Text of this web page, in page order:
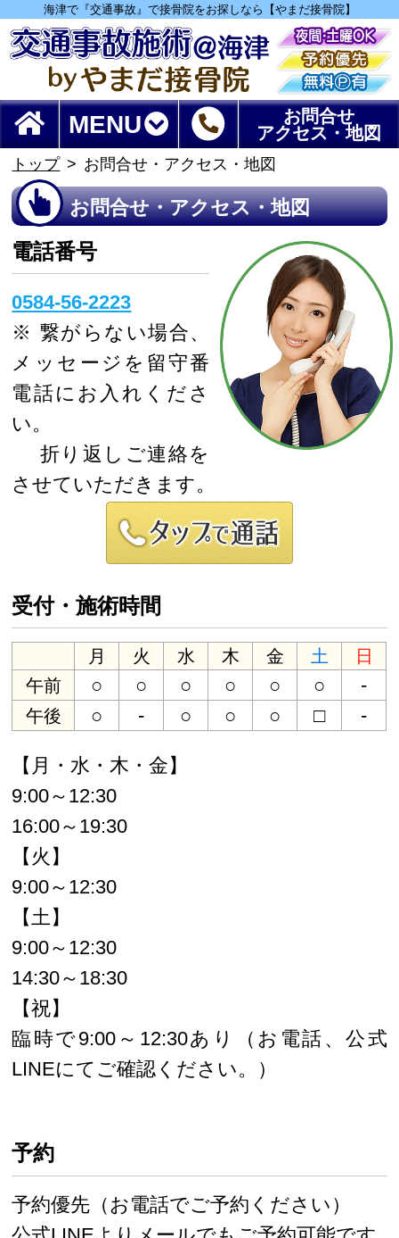
海津で『交通事故』で接骨院をお探しなら【やまだ接骨院】
MENU
お問合せ
アクセス・地図
トップ お問合せ・アクセス・地図
お問合せ・アクセス・地図
電話番号
0584-56-2223
※ 繋がらない場合、
メッセージを留守番
電話にお入れくださ
い。
折り返しご連絡を
させていただきます。
受付・施術時間
月 火 水 木 金 土
日
午前
○ ○ ○ ○ ○ ○ -
午後 ○ - ○ ○ ○ □ -
【月・水・木・金】
9:00～12:30
16:00～19:30
【火】
9:00～12:30
【土】
9:00～12:30
14:30～18:30
【祝】
臨時で9:00～12:30あり（お電話、公式
LINEにてご確認ください。）
予約
予約優先（お電話でご予約ください）